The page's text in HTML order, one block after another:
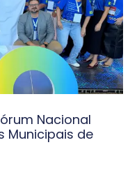
Nacional
Municipais de